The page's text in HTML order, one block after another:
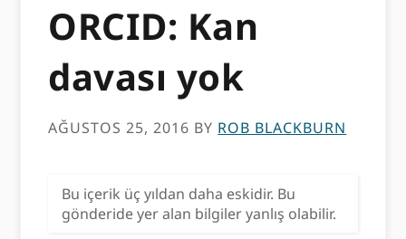
ORCID: Kan
davası yok
AĞUSTOS 25, 2016 BY ROB BLACKBURN
Bu içerik üç yıldan daha eskidir. Bu
gönderide yer alan bilgiler yanlış olabilir.